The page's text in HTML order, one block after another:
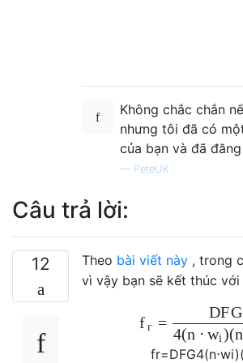
Không chắc chắn
nhưng tôi đã có
của bạn và đã
— PeteUK
Câu trả lời:
12 Theo bài viết này , trong
vì vậy bạn sẽ kết thúc với
f r =
DFG
4(n ⋅ wi )(n
fr=DFG4(n⋅wi)(